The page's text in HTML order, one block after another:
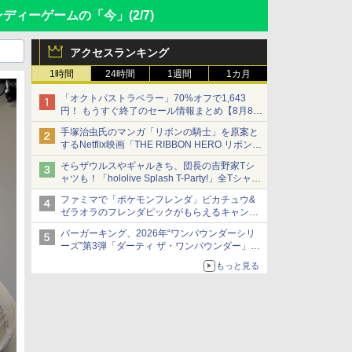
ィーゲームの「今」 (2/7)
アクセスランキング
1時間 24時間 1週間 1カ月
「オクトパストラベラー」70%オフで1,643
円！ もうすぐ終了のセール情報まとめ【8月8日
更新】
ニンテンドーeショップでは「大神 絶景版」が
67%オフで990円
手塚治虫氏のマンガ「リボンの騎士」を原案と
するNetflix映画「THE RIBBON HERO リボンヒ
ーロー」本日配信開始
そらザウルスやギャルきち、団長の吉野家Tシ
ャツも！「hololive Splash T-Party!」全Tシャツ
ラインナップ公開＆オンライン販売開始
ファミマで「ポケモンフレンダ」ピカチュウ&
ゼラオラのフレンダピックがもらえるキャンペ
ーン開催！
バーガーキング、2026年“ワンパウンダーシリ
ーズ”第3弾「ダーティ ザ・ワンパウンダー」を
「特製ガーリックマヨソース」を使用した超大
もっと見る